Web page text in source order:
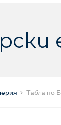
Табла по